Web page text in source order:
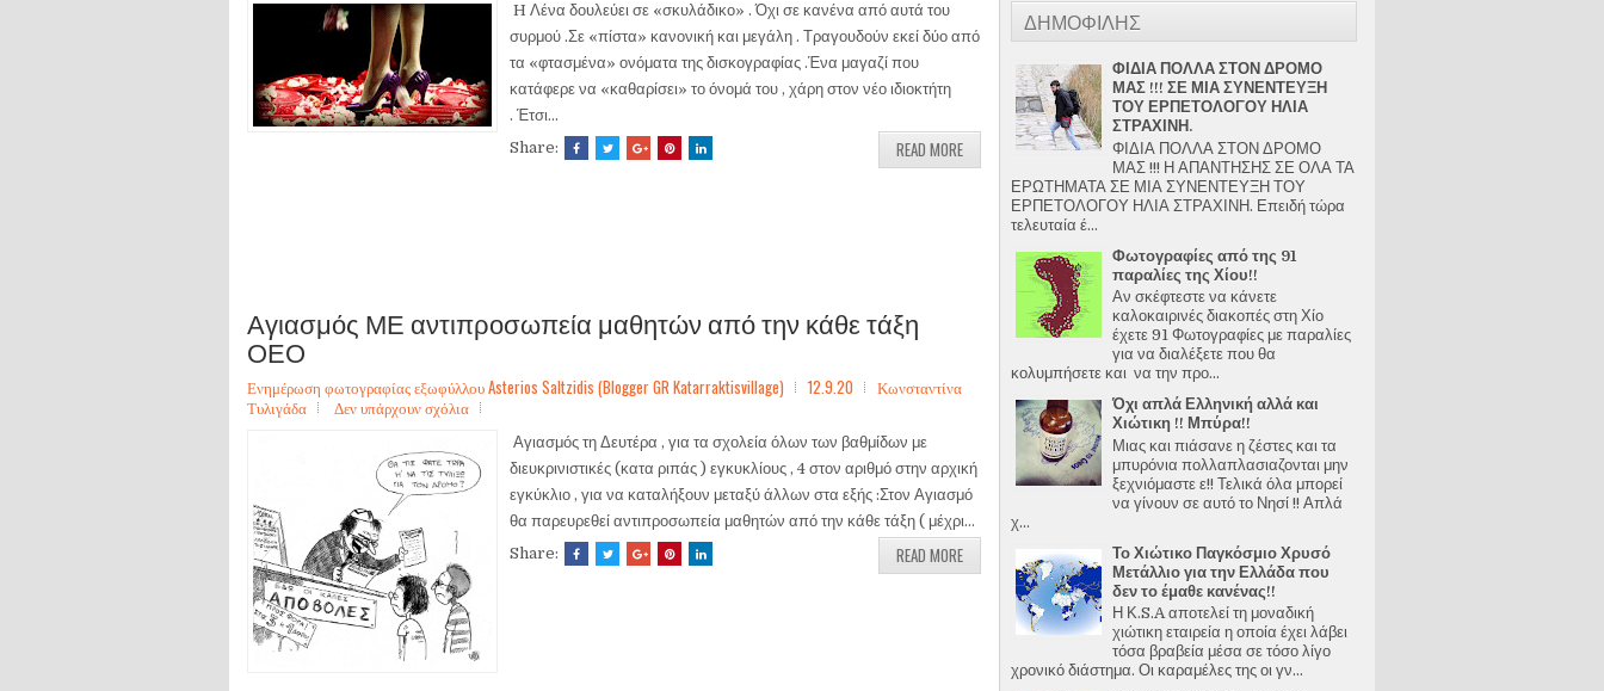
H Λένα δουλεύει σε «σκυλάδικο» . Όχι σε κανένα από αυτά του
συρμού .Σε «πίστα» κανονική και μεγάλη . Τραγουδούν εκεί δύο από
τα «φτασμένα» ονόματα της δισκογραφίας .Ένα μαγαζί που
κατάφερε να «καθαρίσει» το όνομά του , χάρη στον νέο ιδιοκτήτη
. Έτσι...
Share:
READ MORE
Αγιασμός ΜΕ αντιπροσωπεία μαθητών από την κάθε τάξη
ΟΕΟ
Ενημέρωση φωτογραφίας εξωφύλλου Asterios Saltzidis (Blogger GR Katarraktisvillage) 12.9.20
Κωνσταντίνα
Τυλιγάδα
Δεν υπάρχουν σχόλια
Αγιασμός τη Δευτέρα , για τα σχολεία όλων των βαθμίδων με
διευκρινιστικές (κατα ριπάς ) εγκυκλίους , 4 στον αριθμό στην αρχική
εγκύκλιο , για να καταλήξουν μεταξύ άλλων στα εξής :Στον Αγιασμό
θα παρευρεθεί αντιπροσωπεία μαθητών από την κάθε τάξη ( μέχρι...
Share:
READ MORE
ΔΗΜΟΦΙΛΗΣ
ΦΙΔΙΑ ΠΟΛΛΑ ΣΤΟΝ ΔΡΟΜΟ
ΜΑΣ !!! ΣΕ ΜΙΑ ΣΥΝΕΝΤΕΥΞΗ
ΤΟΥ ΕΡΠΕΤΟΛΟΓΟΥ ΗΛΙΑ
ΣΤΡΑΧΙΝΗ.
ΦΙΔΙΑ ΠΟΛΛΑ ΣΤΟΝ ΔΡΟΜΟ
ΜΑΣ !!! Η ΑΠΑΝΤΗΣΗΣ ΣΕ ΟΛΑ ΤΑ
ΕΡΩΤΗΜΑΤΑ ΣΕ ΜΙΑ ΣΥΝΕΝΤΕΥΞΗ ΤΟΥ
ΕΡΠΕΤΟΛΟΓΟΥ ΗΛΙΑ ΣΤΡΑΧΙΝΗ. Επειδή τώρα
τελευταία έ...
Φωτογραφίες από της 91
παραλίες της Χίου!!
Αν σκέφτεστε να κάνετε
καλοκαιρινές διακοπές στη Χίο
έχετε 91 Φωτογραφίες με παραλίες
για να διαλέξετε που θα
κολυμπήσετε και να την προ...
Όχι απλά Ελληνική αλλά και
Χιώτικη !! Μπύρα!!
Μιας και πιάσανε η ζέστες και τα
μπυρόνια πολλαπλασιαζονται μην
ξεχνιόμαστε ε!! Τελικά όλα μπορεί
να γίνουν σε αυτό το Νησί !! Απλά
χ...
Το Χιώτικο Παγκόσμιο Χρυσό
Μετάλλιο για την Ελλάδα που
δεν το έμαθε κανένας!!
Η Κ.S.A αποτελεί τη μοναδική
χιώτικη εταιρεία η οποία έχει λάβει
τόσα βραβεία μέσα σε τόσο λίγο
χρονικό διάστημα. Οι καραμέλες της οι γν...